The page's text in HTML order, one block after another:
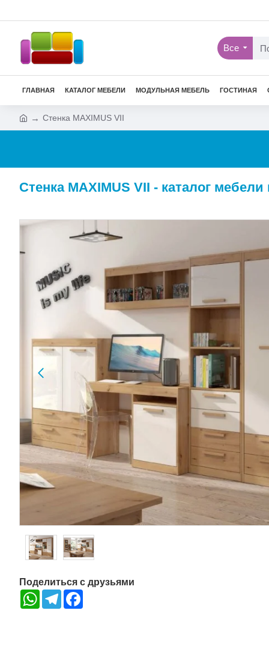
Все
ГЛАВНАЯ КАТАЛОГ МЕБЕЛИ МОДУЛЬНАЯ МЕБЕЛЬ ГОСТИНАЯ
Стенка MAXIMUS VII
Стенка MAXIMUS VII - каталог
Поделиться с друзьями
WhatsAppTelegram